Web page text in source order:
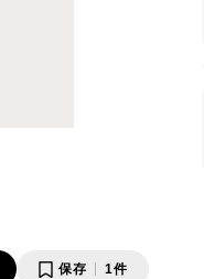
保存 1件